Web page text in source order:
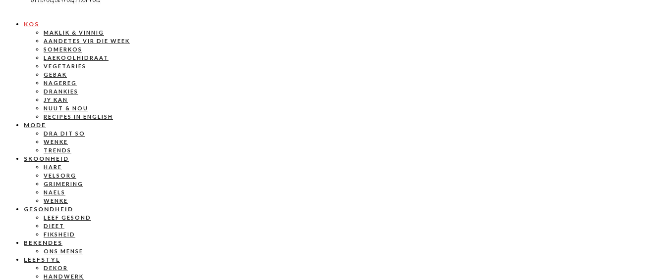
KOS
MAKLIK & VINNIG
AANDETES VIR DIE WEEK
SOMERKOS
LAEKOOLHIDRAAT
VEGETARIES
GEBAK
NAGEREG
DRANKIES
JY KAN
NUUT & NOU
RECIPES IN ENGLISH
MODE
DRA DIT SO
WENKE
TRENDS
SKOONHEID
HARE
VELSORG
GRIMERING
NAELS
WENKE
GESONDHEID
LEEF GESOND
DIEET
FIKSHEID
BEKENDES
ONS MENSE
LEEFSTYL
DEKOR
HANDWERK